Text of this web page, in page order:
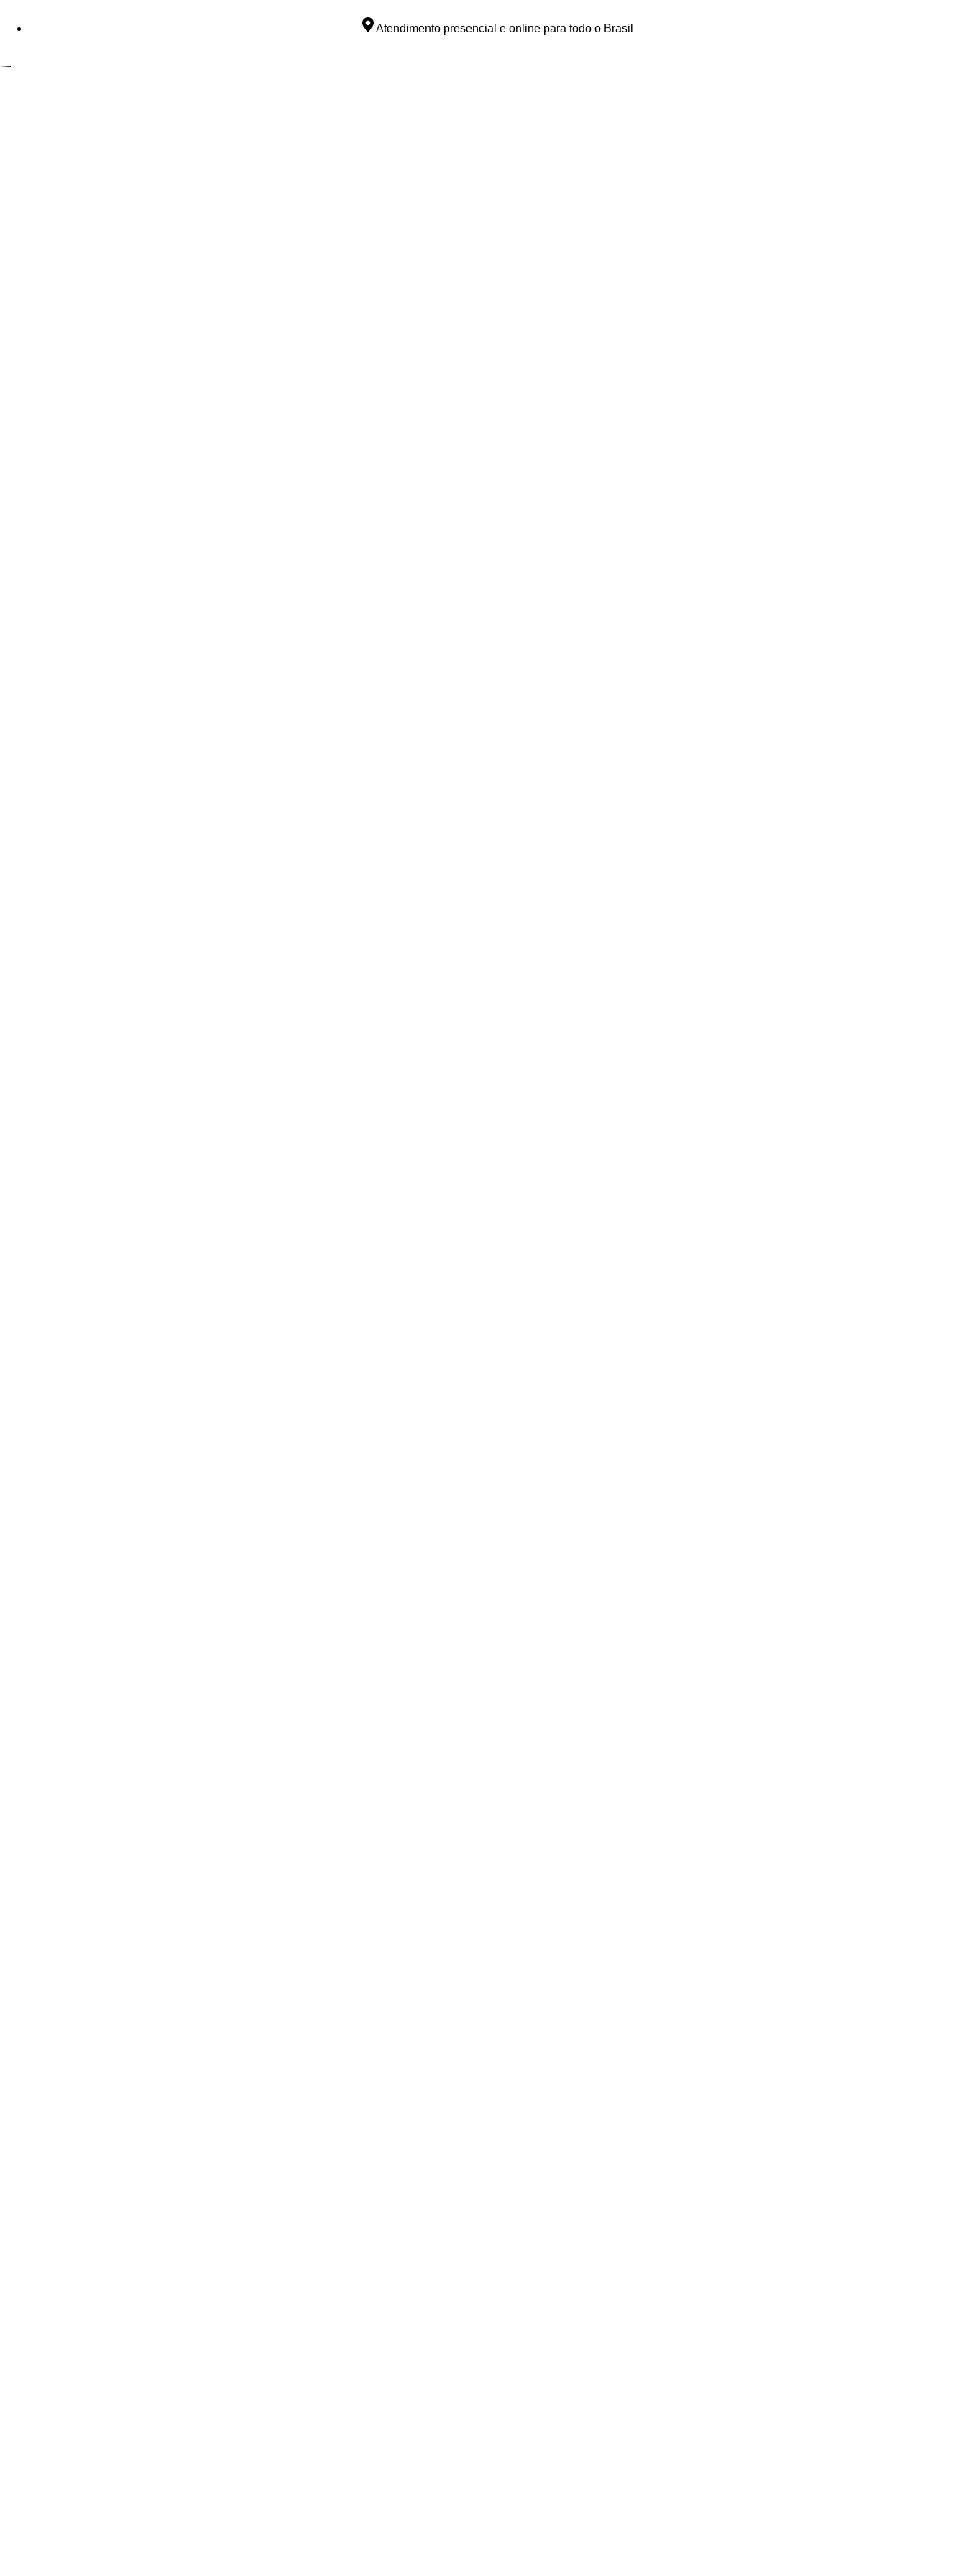
Atendimento presencial e online para todo o Brasil